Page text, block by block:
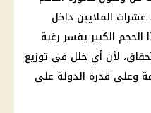
وجود عشرات الملايين داخل
الكبير يفسر رغبة
لأن أي خلل في توزيع
وعلى قدرة الدولة على